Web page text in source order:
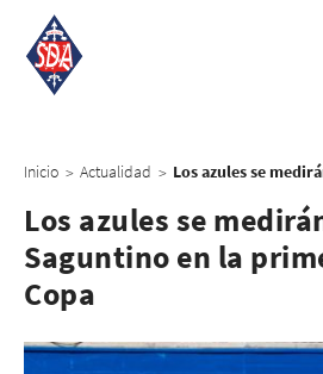
Inicio > Actualidad >
Los azules se
Saguntino en la
Copa